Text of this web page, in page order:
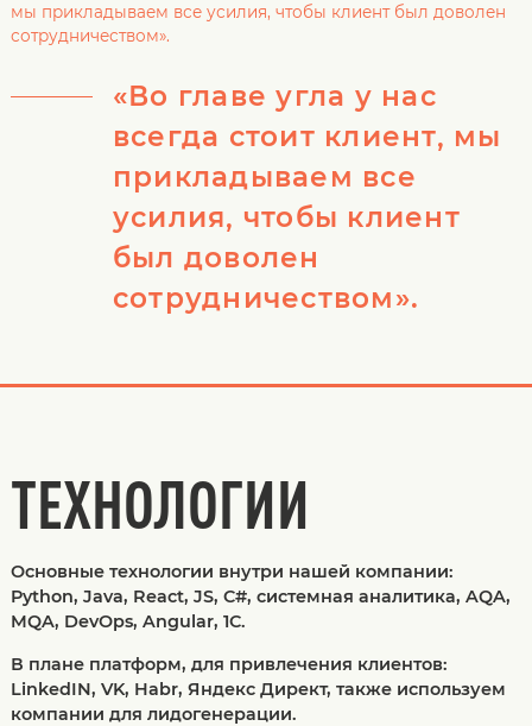
мы прикладываем все усилия, чтобы клиент был доволен
сотрудничеством».
«Во главе угла у нас
всегда стоит клиент, мы
прикладываем все
усилия, чтобы клиент
был доволен
сотрудничеством».
ТЕХНОЛОГИИ
Основные технологии внутри нашей компании:
Python, Java, React, JS, C#, системная аналитика, AQA,
MQA, DevOps, Angular, 1С.
В плане платформ, для привлечения клиентов:
LinkedIN, VK, Habr, Яндекс Директ, также используем
компании для лидогенерации.